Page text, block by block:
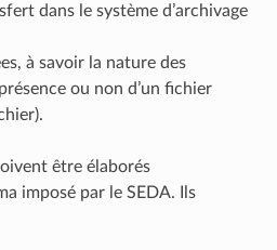
dans le système d’archivage
à savoir la nature des
ou non d’un fichier
être élaborés
imposé par le SEDA. Ils